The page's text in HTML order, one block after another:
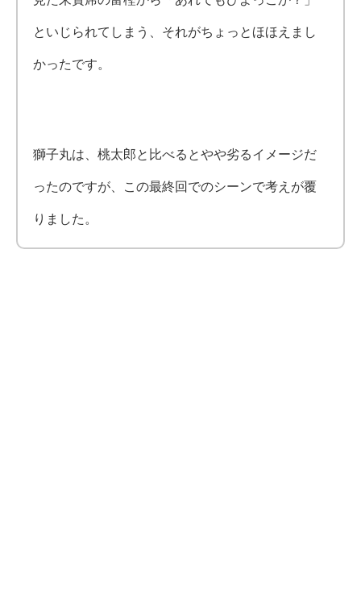
といじられてしまう、それがちょっとほほえまし
かったです。
獅子丸は、桃太郎と比べるとやや劣るイメージだ
ったのですが、この最終回でのシーンで考えが覆
りました。